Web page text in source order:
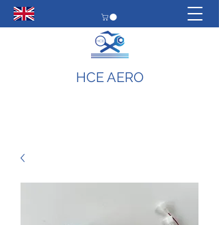
HCE AERO